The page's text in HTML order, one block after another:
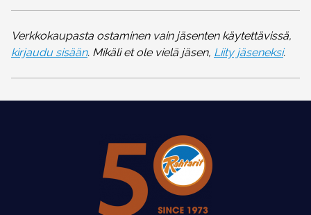
Verkkokaupasta ostaminen vain jäsenten käytettävissä,
kirjaudu sisään. Mikäli et ole vielä jäsen, Liity jäseneksi.